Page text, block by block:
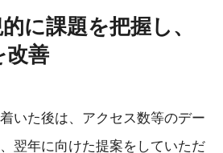
に課題を把握し、
改善
いた後は、アクセス数等のデー
翌年に向けた提案をしていただ